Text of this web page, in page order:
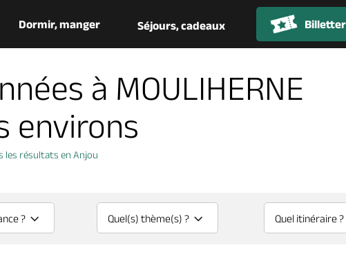
Dormir, manger Séjours, cadeaux
à MOULIHERNE
environs
les résultats en Anjou
? Quel(s) thème(s) ? Quel itinéraire ?